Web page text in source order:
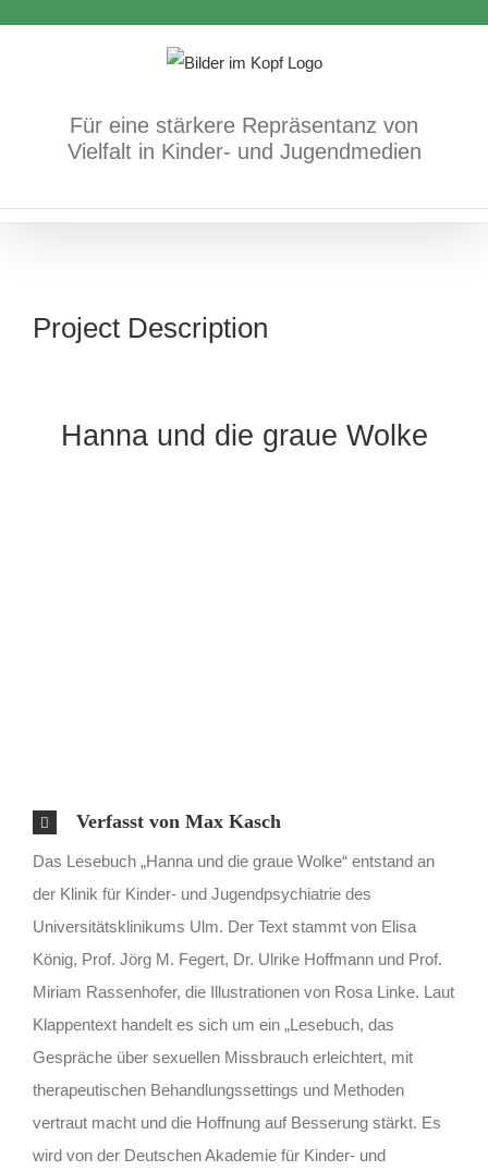
Für eine stärkere Repräsentanz von
Vielfalt in Kinder- und Jugendmedien
Project Description
Hanna und die graue Wolke
Verfasst von Max Kasch
Das Lesebuch „Hanna und die graue Wolke“ entstand an
der Klinik für Kinder- und Jugendpsychiatrie des
Universitätsklinikums Ulm. Der Text stammt von Elisa
König, Prof. Jörg M. Fegert, Dr. Ulrike Hoffmann und Prof.
Miriam Rassenhofer, die Illustrationen von Rosa Linke. Laut
Klappentext handelt es sich um ein „Lesebuch, das
Gespräche über sexuellen Missbrauch erleichtert, mit
therapeutischen Behandlungssettings und Methoden
vertraut macht und die Hoffnung auf Besserung stärkt. Es
wird von der Deutschen Akademie für Kinder- und